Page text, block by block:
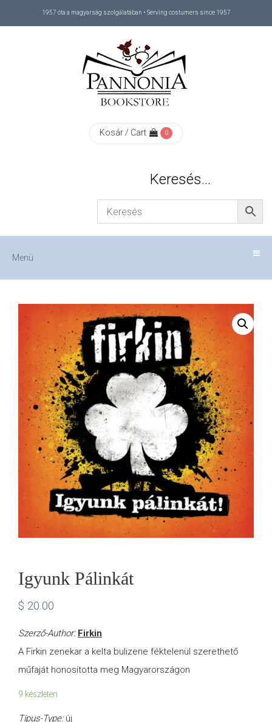
1957 óta a magyarság szolgálatában • Serving costumers since 1957
Kosár / Cart 0
Keresés…
Menü
SHOP
KAPCSOLAT
CONTACT
Igyunk Pálinkát
$ 20.00
Szerző-Author: Firkin
A Firkin zenekar a kelta bulizene féktelenül szerethető
műfaját honosította meg Magyarországon
9 készleten
Típus-Type: új